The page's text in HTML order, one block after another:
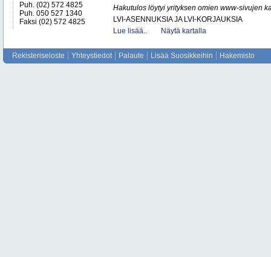
Puh. (02) 572 4825
Puh. 050 527 1340
Faksi (02) 572 4825
Hakutulos löytyi yrityksen omien www-sivujen
LVI-ASENNUKSIA JA LVI-KORJAUKSIA
Lue lisää..
Näytä kartalla
Rekisteriseloste Yhteystiedot Palaute Lisää Suosikkeihin Hakemisto